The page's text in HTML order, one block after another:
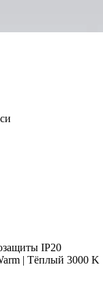
IP20
| Тёплый 3000 K